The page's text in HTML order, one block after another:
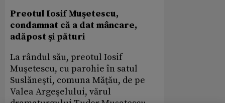
Preotul Iosif Muşetescu,
condamnat că a dat mâncare,
adăpost şi pături
La rândul său, preotul Iosif
Muşetescu, cu parohie în satul
Suslăneşti, comuna Măţău, de pe
Valea Argeşelului, vărul